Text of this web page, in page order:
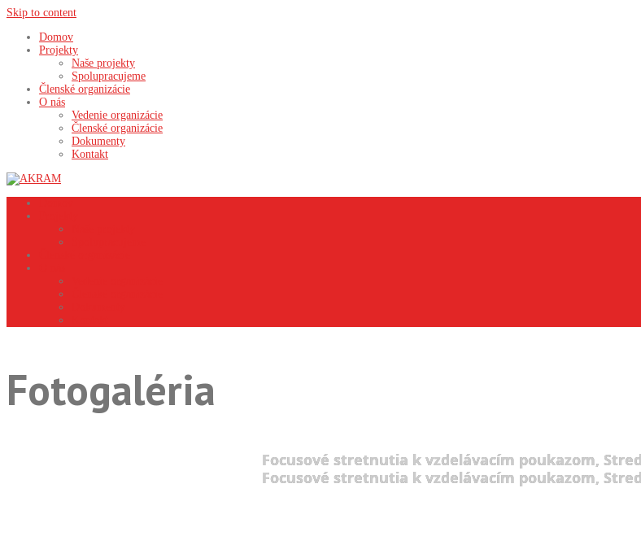
Skip to content
Domov
Projekty
Naše projekty
Spolupracujeme
Členské organizácie
O nás
Vedenie organizácie
Členské organizácie
Dokumenty
Kontakt
Fotogaléria
Focusové stretnutia k vzdelávacím poukazom,
Focusové stretnutia k vzdelávacím poukazom,